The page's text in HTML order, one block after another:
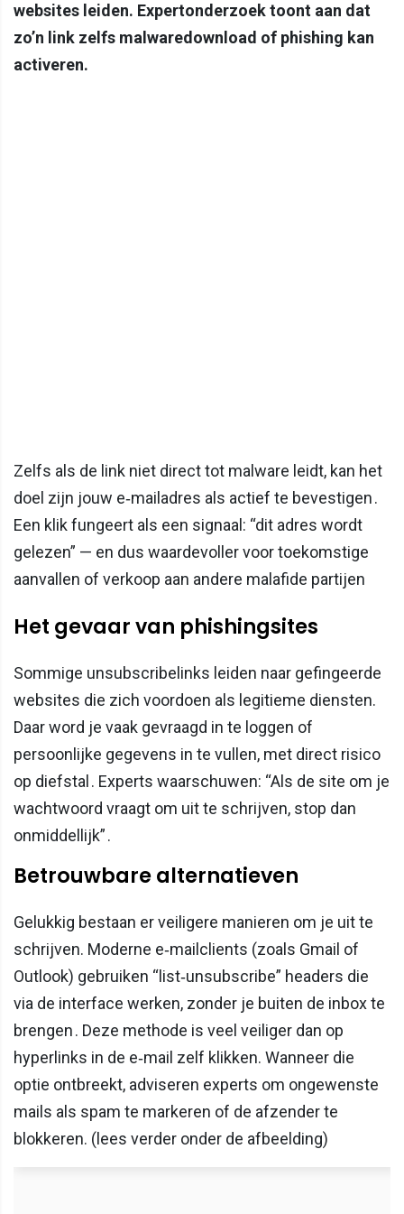
websites leiden. Expertonderzoek toont aan dat
zo’n link zelfs malwaredownload of phishing kan
activeren.
Zelfs als de link niet direct tot malware leidt, kan het
doel zijn jouw e‑mailadres als actief te bevestigen .
Een klik fungeert als een signaal: “dit adres wordt
gelezen” — en dus waardevoller voor toekomstige
aanvallen of verkoop aan andere malafide partijen
Het gevaar van phishingsites
Sommige unsubscribelinks leiden naar gefingeerde
websites die zich voordoen als legitieme diensten.
Daar word je vaak gevraagd in te loggen of
persoonlijke gegevens in te vullen, met direct risico
op diefstal . Experts waarschuwen: “Als de site om je
wachtwoord vraagt om uit te schrijven, stop dan
onmiddellijk” .
Betrouwbare alternatieven
Gelukkig bestaan er veiligere manieren om je uit te
schrijven. Moderne e‑mailclients (zoals Gmail of
Outlook) gebruiken “list‑unsubscribe” headers die
via de interface werken, zonder je buiten de inbox te
brengen . Deze methode is veel veiliger dan op
hyperlinks in de e‑mail zelf klikken. Wanneer die
optie ontbreekt, adviseren experts om ongewenste
mails als spam te markeren of de afzender te
blokkeren. (lees verder onder de afbeelding)